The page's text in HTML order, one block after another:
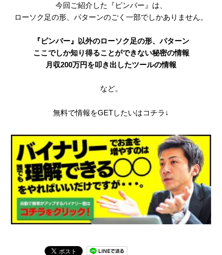
今回ご紹介した『ピンバー』は、
ローソク足の形、パターンのごく一部でしかありません。
『ピンバー』以外のローソク足の形、パターン
ここでしか知り得ることができない秘密の情報
月収200万円を叩き出したツールの情報
など。
無料で情報をGETしたいはコチラ↓